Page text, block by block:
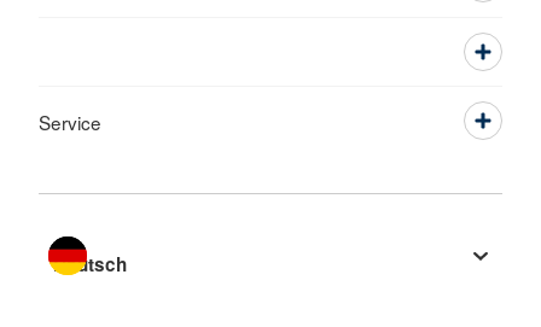
Service
Sprache wechseln zu